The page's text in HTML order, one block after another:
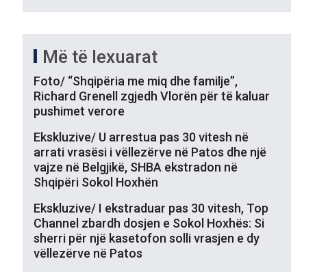
Më të lexuarat
Foto/ “Shqipëria me miq dhe familje”,
Richard Grenell zgjedh Vlorën për të kaluar
pushimet verore
Ekskluzive/ U arrestua pas 30 vitesh në
arrati vrasësi i vëllezërve në Patos dhe një
vajze në Belgjikë, SHBA ekstradon në
Shqipëri Sokol Hoxhën
Ekskluzive/ I ekstraduar pas 30 vitesh, Top
Channel zbardh dosjen e Sokol Hoxhës: Si
sherri për një kasetofon solli vrasjen e dy
vëllezërve në Patos